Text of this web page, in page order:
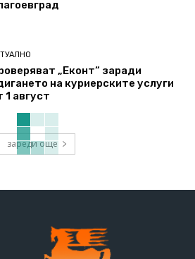
„Еконт“ заради
на куриерските услуги
1 август
зареди още